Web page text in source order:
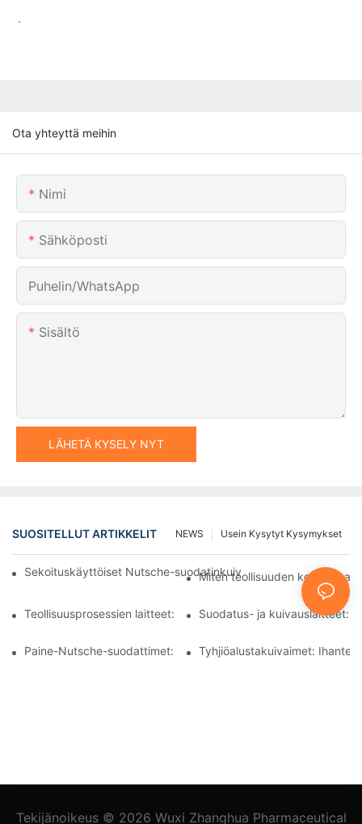
.
Ota yhteyttä meihin
Nimi
Sähköposti
Puhelin/WhatsApp
Sisältö
LÄHETÄ KYSELY NYT
SUOSITELLUT ARTIKKELIT Usein Kysytyt Kysymykset
NEWS
Sekoituskäyttöiset Nutsche-suodatinkuivaimet vs. muut
Miten teollisuuden koneet
Teollisuusprosessien laitteet: Innovaatiot muokkaavat
Suodatus- ja kuivauslaitteet:
Paine-Nutsche-suodattimet: Sovellukset kemian- ja
Tyhjiöalustakuivaimet:
Tekijänoikeus © 2026 Wuxi Zhanghua Pharmaceutical